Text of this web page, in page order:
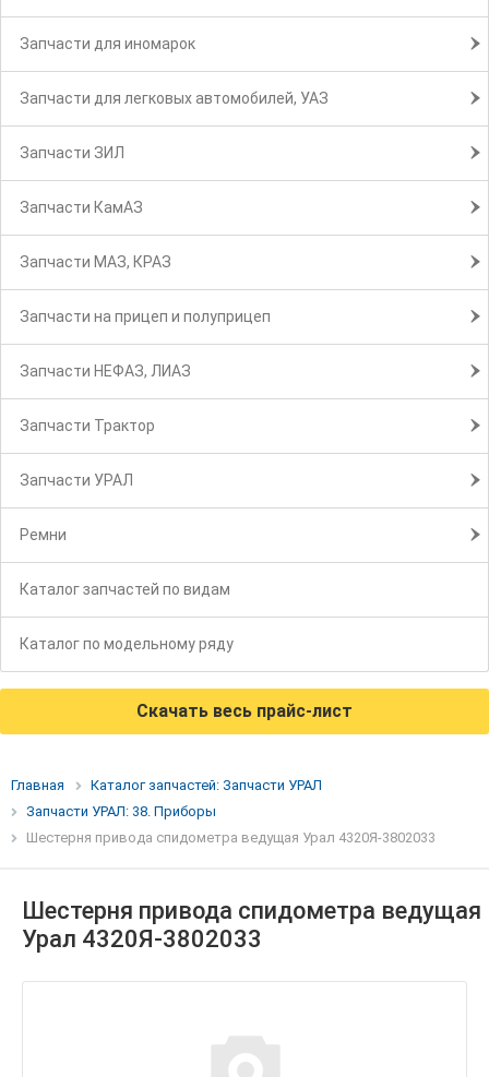
Запчасти для иномарок
Запчасти для легковых автомобилей, УАЗ
Запчасти ЗИЛ
Запчасти КамАЗ
Запчасти МАЗ, КРАЗ
Запчасти на прицеп и полуприцеп
Запчасти НЕФАЗ, ЛИАЗ
Запчасти Трактор
Запчасти УРАЛ
Ремни
Каталог запчастей по видам
Каталог по модельному ряду
Скачать весь прайс-лист
Главная
Каталог запчастей: Запчасти УРАЛ
Запчасти УРАЛ: 38. Приборы
Шестерня привода спидометра ведущая Урал 4320Я-3802033
Шестерня привода спидометра ведущая
Урал 4320Я-3802033